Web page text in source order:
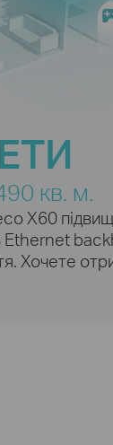
кв. м.
X60
Ethernet
Хочете
1080P